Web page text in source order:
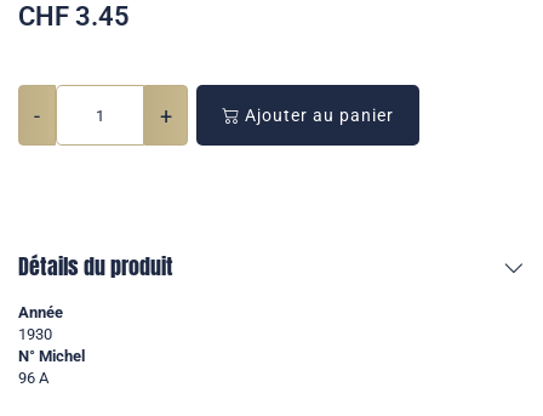
CHF 3.45
- + Ajouter au panier
Détails du produit
Année
1930
N° Michel
96 A